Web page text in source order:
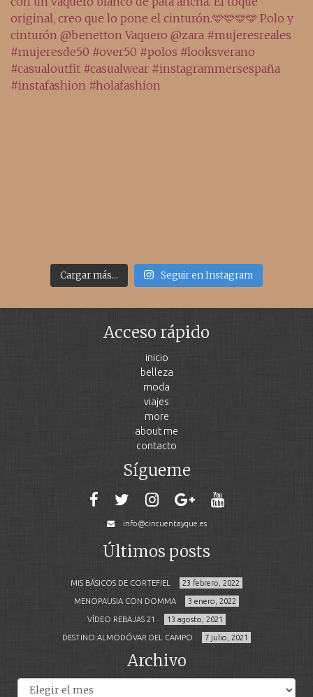
Cargar más... Seguir en Instagram
Acceso rápido
inicio
belleza
moda
viajes
more
about me
contacto
Sígueme
info@cincuentayque.es
Últimos posts
MIS BÁSICOS DE CORTEFIEL 23 febrero, 2022
MENOPAUSIA CON DOMMA 3 enero, 2022
VÍDEO REBAJAS 21 13 agosto, 2021
DESTINO:ALMODÓVAR DEL CAMPO 7 julio, 2021
Archivo